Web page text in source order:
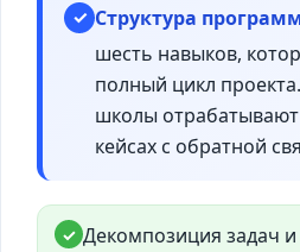
✓ Структура
шесть навыков,
полный цикл
школы
кейсах с обратной
✓ Декомпозиция задач